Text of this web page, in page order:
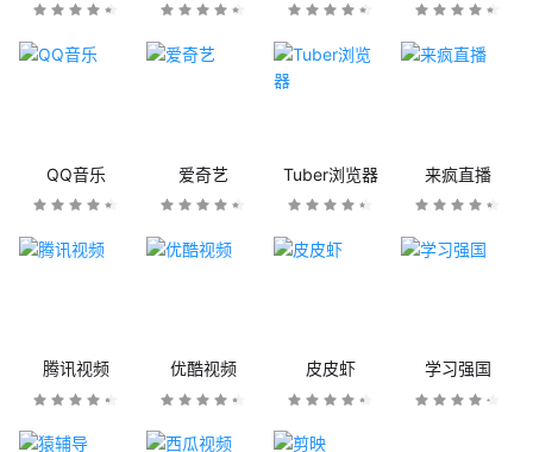
QQ音乐 爱奇艺 Tuber浏览器 来疯直播
腾讯视频 优酷视频 皮皮虾 学习强国